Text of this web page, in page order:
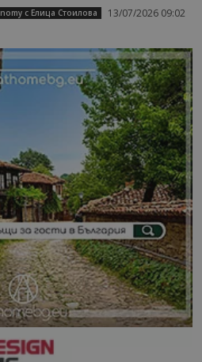
с Елица Стоилова 13/07/2026 09:02